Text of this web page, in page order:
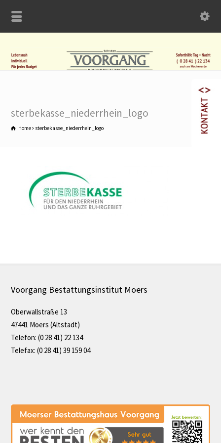
sterbekasse_niederrhein_logo
Home sterbekasse_niederrhein_logo
Voorgang Bestattungsinstitut Moers
Oberwallstraße 13
47441 Moers (Altstadt)
Telefon: (0 28 41) 22 134
Telefax: (0 28 41) 39 159 04